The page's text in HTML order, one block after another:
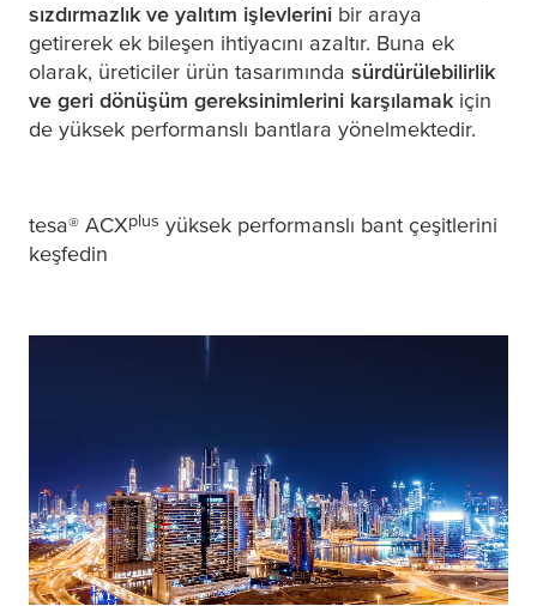
sızdırmazlık ve yalıtım işlevlerini bir araya
getirerek ek bileşen ihtiyacını azaltır. Buna ek
olarak, üreticiler ürün tasarımında sürdürülebilirlik
ve geri dönüşüm gereksinimlerini karşılamak için
de yüksek performanslı bantlara yönelmektedir.
tesa® ACXplus yüksek performanslı bant çeşitlerini
keşfedin